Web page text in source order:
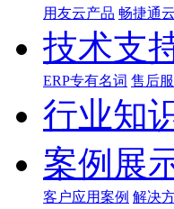
用友云产品 畅捷通云
技术支
ERP专有名词 售后
行业知
案例展
客户应用案例 解决